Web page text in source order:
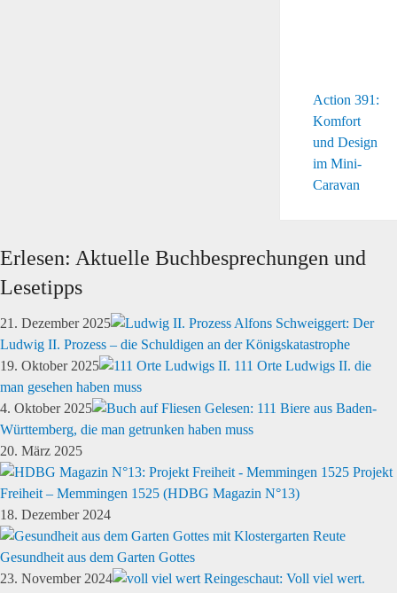
Action 391:
Komfort
und Design
im Mini-
Caravan
Erlesen: Aktuelle Buchbesprechungen und
Lesetipps
21. Dezember 2025
Alfons Schweiggert: Der
Ludwig II. Prozess – die Schuldigen an der Königskatastrophe
19. Oktober 2025
111 Orte Ludwigs II. die
man gesehen haben muss
4. Oktober 2025
Gelesen: 111 Biere aus Baden-
Württemberg, die man getrunken haben muss
20. März 2025
Projekt
Freiheit – Memmingen 1525 (HDBG Magazin N°13)
18. Dezember 2024
Gesundheit aus dem Garten Gottes
23. November 2024
Reingeschaut: Voll viel wert.